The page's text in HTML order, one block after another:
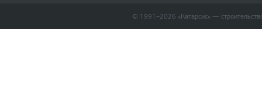
© 1991–2026 «Катарсиc» —